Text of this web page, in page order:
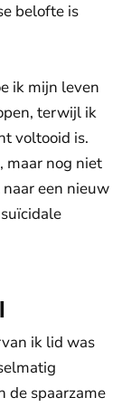
belofte is
ik mijn leven
terwijl ik
voltooid is.
maar nog niet
een nieuw
ik lid was
de spaarzame